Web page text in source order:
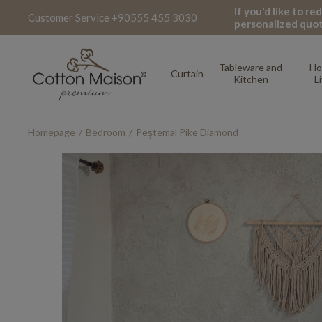
Customer Service +90555 455 3030
If you'd like to
personalized
Curtain
Tableware and
Kitchen
Homepage Bedroom Peştemal Pike Diamond